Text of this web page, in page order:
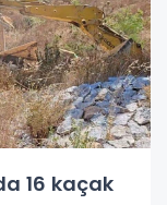
16 kaçak